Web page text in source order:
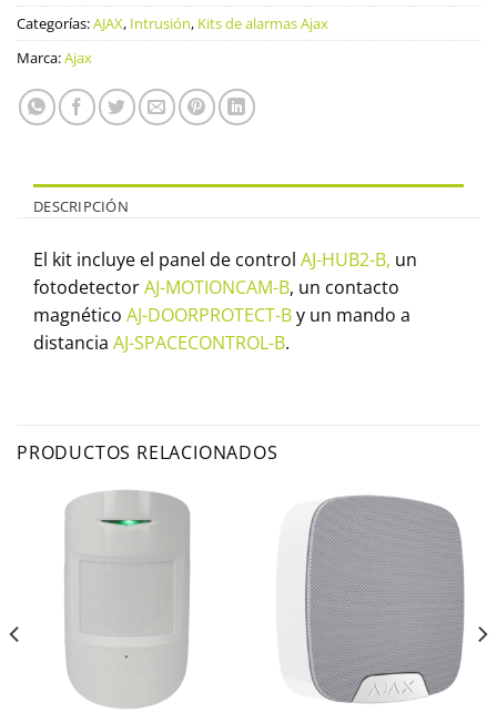
Categorías:AJAX, Intrusión, Kits de alarmas Ajax
Marca:Ajax
DESCRIPCIÓN
El kit incluye el panel de control AJ-HUB2-B, un
fotodetectorAJ-MOTIONCAM-B, un contacto
magnético AJ-DOORPROTECT-By un mando a
distancia AJ-SPACECONTROL-B.
PRODUCTOS RELACIONADOS